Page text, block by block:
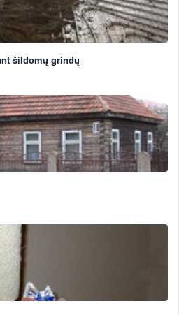
šildomų grindų